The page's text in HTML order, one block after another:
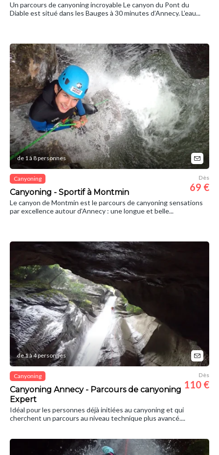
Un parcours de canyoning incroyable Le canyon du Pont du
Diable est situé dans les Bauges à 30 minutes d’Annecy. L’eau...
de 1 à 8 personnes
Canyoning
Canyoning - Sportif à Montmin
Dès
69 €
Le canyon de Montmin est le parcours de canyoning sensations
par excellence autour d'Annecy : une longue et belle...
de 1 à 4 personnes
Canyoning
Canyoning Annecy - Parcours de canyoning
Expert
Dès
110 €
Idéal pour les personnes déjà initiées au canyoning et qui
cherchent un parcours au niveau technique plus avancé....